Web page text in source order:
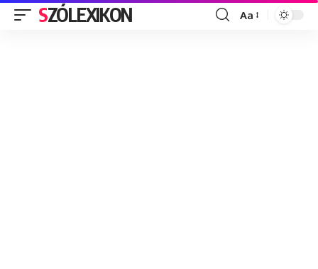
SZÓLEXIKON
Font
Aa